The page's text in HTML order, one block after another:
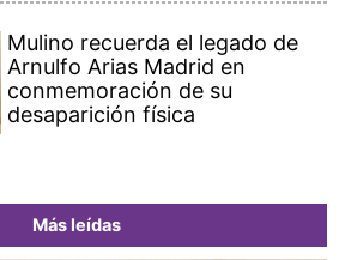
Mulino recuerda el legado de
Arnulfo Arias Madrid en
conmemoración de su
desaparición física
Más leídas